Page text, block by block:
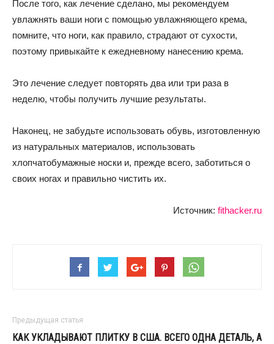
После того, как лечение сделано, мы рекомендуем
увлажнять ваши ноги с помощью увлажняющего крема,
помните, что ноги, как правило, страдают от сухости,
поэтому привыкайте к ежедневному нанесению крема.
Это лечение следует повторять два или три раза в
неделю, чтобы получить лучшие результаты.
Наконец, не забудьте использовать обувь, изготовленную
из натуральных материалов, использовать
хлопчатобумажные носки и, прежде всего, заботиться о
своих ногах и правильно чистить их.
Источник: fithacker.ru
Предыдущая статья
КАК УКЛАДЫВАЮТ ПЛИТКУ В США. ВСЕГО ОДНА ДЕТАЛЬ, А